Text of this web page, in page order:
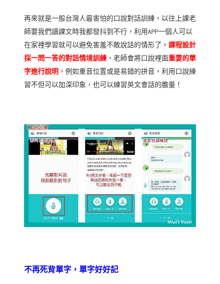
再來就是一般台灣人最害怕的口說對話訓練，以往上課老
師要我們讀課文時我都發抖到不行，利用APP一個人可以
在家裡學習就可以避免害羞不敢說話的情形了。 課程設計
採一問一答的對話情境訓練 ，老師會將口說裡面重要的單
字進行說明 ，例如重音位置或是易錯的拼音，利用口說練
習不但可以加深印象，也可以練習英文會話的膽量！
不再死背單字，單字好好記